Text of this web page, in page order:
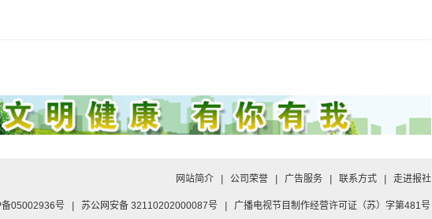
网站简介 公司荣誉 广告服务 联系方式 走进报社
备05002936号 苏公网安备 32110202000087号 广播电视节目制作经营许可证（苏）字第481号